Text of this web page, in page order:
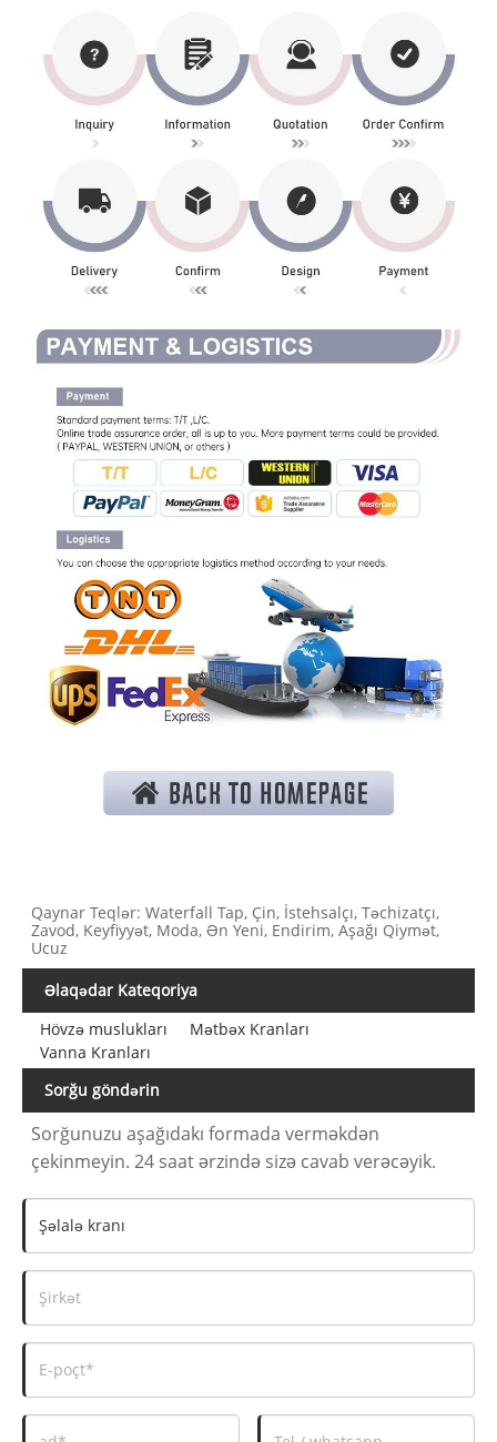
Qaynar Teqlər: Waterfall Tap, Çin, İstehsalçı, Təchizatçı,
Zavod, Keyfiyyət, Moda, Ən Yeni, Endirim, Aşağı Qiymət,
Ucuz
Əlaqədar Kateqoriya
Hövzə muslukları
Mətbəx Kranları
Vanna Kranları
Sorğu göndərin
Sorğunuzu aşağıdakı formada verməkdən
çekinmeyin. 24 saat ərzində sizə cavab verəcəyik.